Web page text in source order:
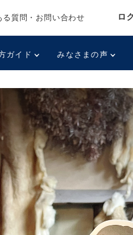
る質問・お問い合わせ ロ
ガイド みなさまの声